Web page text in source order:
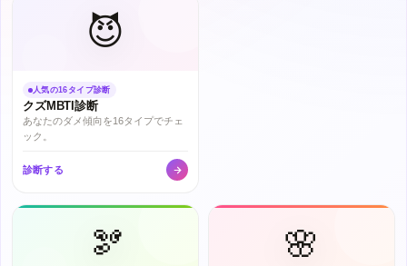
😈
人気の16タイプ診断
クズMBTI診断
あなたのダメ傾向を16タイプでチェ
ック。
診断する
🫘 🌸